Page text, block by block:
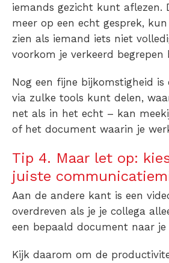
iemands gezicht kunt aflezen.
meer op een echt gesprek,
zien als iemand iets niet
voorkom je verkeerd begrepen
Nog een fijne bijkomstigheid is
via zulke tools kunt delen,
net als in het echt – kan
of het document waarin je
Tip 4. Maar let op:
juiste
Aan de andere kant is een
overdreven als je je collega
een bepaald document naar je
Kijk daarom om de